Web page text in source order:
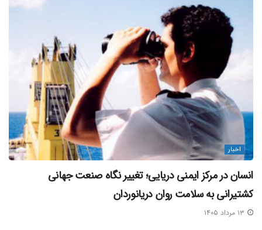
اخبار
انسان در مرکز ایمنی دریایی؛ تغییر نگاه صنعت جهانی
کشتیرانی به سلامت روان دریانوردان